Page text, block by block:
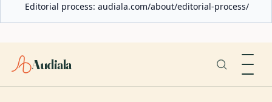
Editorial process: audiala.com/about/editorial-process/
Audiala